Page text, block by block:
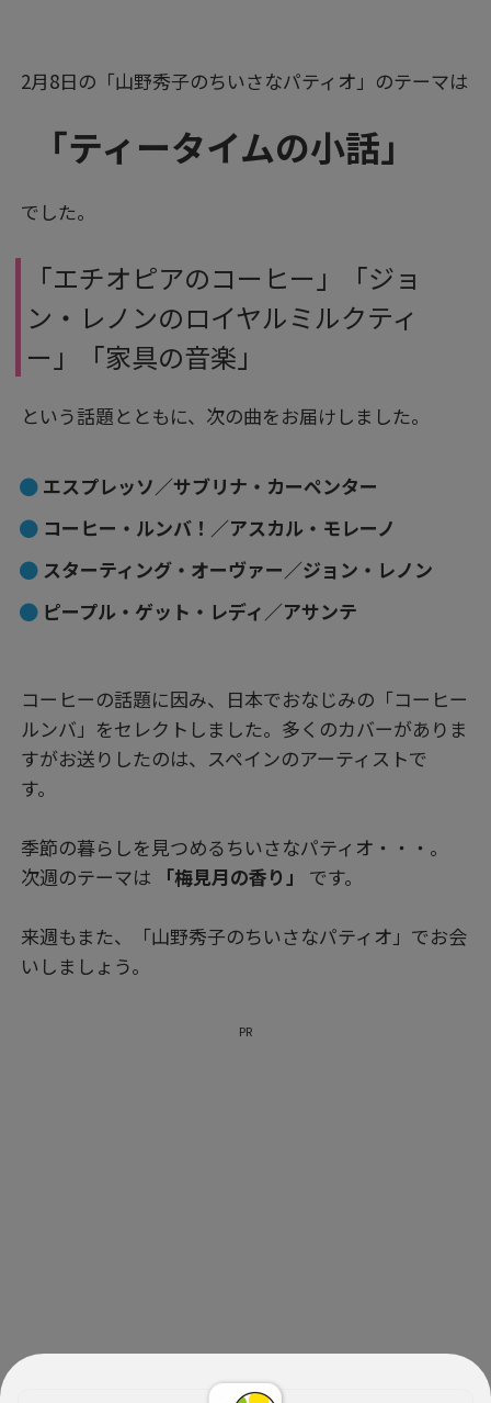
2月8日の「山野秀子のちいさなパティオ」のテーマは
「ティータイムの小話」
でした。
「エチオピアのコーヒー」「ジョ
ン・レノンのロイヤルミルクティ
ー」「家具の音楽」
という話題とともに、次の曲をお届けしました。
エスプレッソ／サブリナ・カーペンター
コーヒー・ルンバ！／アスカル・モレーノ
スターティング・オーヴァー／ジョン・レノン
ピープル・ゲット・レディ／アサンテ
コーヒーの話題に因み、日本でおなじみの「コーヒー
ルンバ」をセレクトしました。多くのカバーがありま
すがお送りしたのは、スペインのアーティストで
す。
季節の暮らしを見つめるちいさなパティオ・・・。
次週のテーマは
「梅見月の香り」 です。
来週もまた、「山野秀子のちいさなパティオ」でお会
いしましょう。
PR